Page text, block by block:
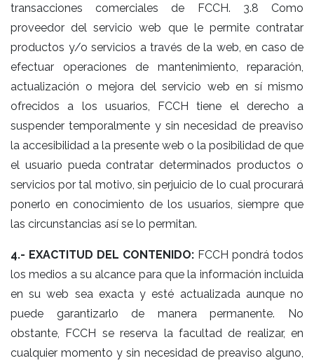
transacciones comerciales de FCCH. 3.8 Como
proveedor del servicio web que le permite contratar
productos y/o servicios a través de la web, en caso de
efectuar operaciones de mantenimiento, reparación,
actualización o mejora del servicio web en sí mismo
ofrecidos a los usuarios, FCCH tiene el derecho a
suspender temporalmente y sin necesidad de preaviso
la accesibilidad a la presente web o la posibilidad de que
el usuario pueda contratar determinados productos o
servicios por tal motivo, sin perjuicio de lo cual procurará
ponerlo en conocimiento de los usuarios, siempre que
las circunstancias así se lo permitan.
4.- EXACTITUD DEL CONTENIDO: FCCH pondrá todos
los medios a su alcance para que la información incluida
en su web sea exacta y esté actualizada aunque no
puede garantizarlo de manera permanente. No
obstante, FCCH se reserva la facultad de realizar, en
cualquier momento y sin necesidad de preaviso alguno,